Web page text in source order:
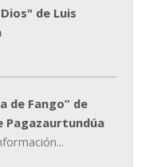
de Luis
de Fango” de
Pagazaurtundúa